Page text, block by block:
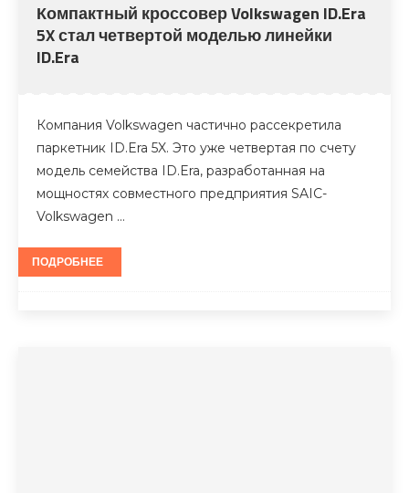
Компактный кроссовер Volkswagen ID.Era
5X стал четвертой моделью линейки
ID.Era
Компания Volkswagen частично рассекретила
паркетник ID.Era 5X. Это уже четвертая по счету
модель семейства ID.Era, разработанная на
мощностях совместного предприятия SAIC-
Volkswagen …
ПОДРОБНЕЕ